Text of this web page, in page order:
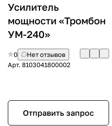
Усилитель
мощности «Тромбон
УМ-240»
0
Нет отзывов
Арт. 8103041800002
Отправить запрос